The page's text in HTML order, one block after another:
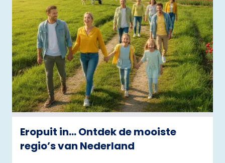
Eropuit in… Ontdek de mooiste
regio’s van Nederland